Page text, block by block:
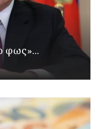
φως»...